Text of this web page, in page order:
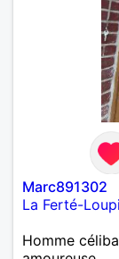
Marc891302
La Ferté-
Homme